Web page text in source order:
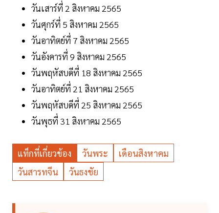
วันเสาร์ที่ 2 สิงหาคม 2565
วันศุกร์ที่ 5 สิงหาคม 2565
วันอาทิตย์ที่ 7 สิงหาคม 2565
วันอังคารที่ 9 สิงหาคม 2565
วันพฤหัสบดีที่ 18 สิงหาคม 2565
วันอาทิตย์ที่ 21 สิงหาคม 2565
วันพฤหัสบดีที่ 25 สิงหาคม 2565
วันพุธที่ 31 สิงหาคม 2565
แท็กที่เกี่ยวข้อง วันพระ
เดือนสิงหาคม
วันสารทจีน
วันธงชัย